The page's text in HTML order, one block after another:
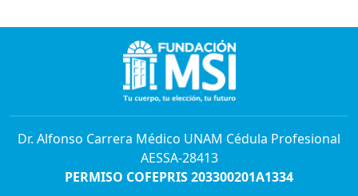
Dr. Alfonso Carrera Médico UNAM Cédula Profesional
AESSA-28413
PERMISO COFEPRIS 203300201A1334